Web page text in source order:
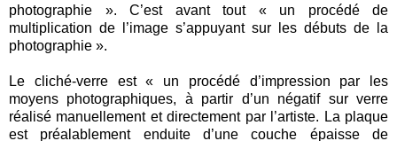
photographie ». C’est avant tout « un procédé de
multiplication de l’image s’appuyant sur les débuts de la
photographie ».
Le cliché-verre est « un procédé d’impression par les
moyens photographiques, à partir d’un négatif sur verre
réalisé manuellement et directement par l’artiste. La plaque
est préalablement enduite d’une couche épaisse de